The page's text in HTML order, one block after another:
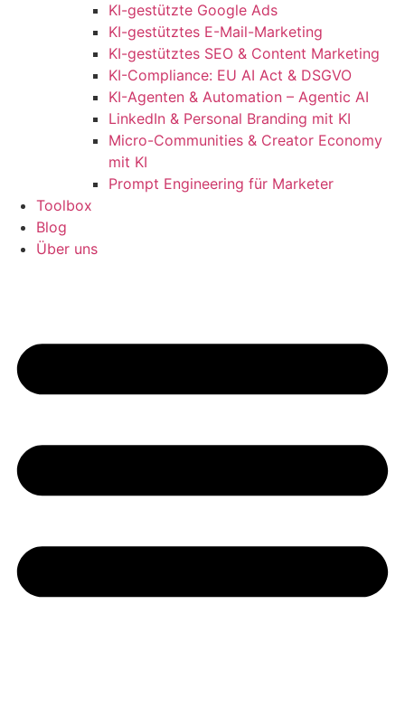
KI-gestützte Google Ads
KI-gestütztes E-Mail-Marketing
KI-gestütztes SEO & Content Marketing
KI-Compliance: EU AI Act & DSGVO
KI-Agenten & Automation – Agentic AI
LinkedIn & Personal Branding mit KI
Micro-Communities & Creator Economy
mit KI
Prompt Engineering für Marketer
Toolbox
Blog
Über uns